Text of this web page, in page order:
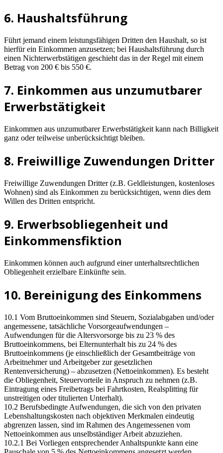
6. Haushaltsführung
Führt jemand einem leistungsfähigen Dritten den Haushalt, so ist
hierfür ein Einkommen anzusetzen; bei Haushaltsführung durch
einen Nichterwerbstätigen geschieht das in der Regel mit einem
Betrag von 200 € bis 550 €.
7. Einkommen aus unzumutbarer
Erwerbstätigkeit
Einkommen aus unzumutbarer Erwerbstätigkeit kann nach Billigkeit
ganz oder teilweise unberücksichtigt bleiben.
8. Freiwillige Zuwendungen Dritter
Freiwillige Zuwendungen Dritter (z.B. Geldleistungen, kostenloses
Wohnen) sind als Einkommen zu berücksichtigen, wenn dies dem
Willen des Dritten entspricht.
9. Erwerbsobliegenheit und
Einkommensfiktion
Einkommen können auch aufgrund einer unterhaltsrechtlichen
Obliegenheit erzielbare Einkünfte sein.
10. Bereinigung des Einkommens
10.1 Vom Bruttoeinkommen sind Steuern, Sozialabgaben und/oder
angemessene, tatsächliche Vorsorgeaufwendungen –
Aufwendungen für die Altersvorsorge bis zu 23 % des
Bruttoeinkommens, bei Elternunterhalt bis zu 24 % des
Bruttoeinkommens (je einschließlich der Gesamtbeiträge von
Arbeitnehmer und Arbeitgeber zur gesetzlichen
Rentenversicherung) – abzusetzen (Nettoeinkommen). Es besteht
die Obliegenheit, Steuervorteile in Anspruch zu nehmen (z.B.
Eintragung eines Freibetrags bei Fahrtkosten, Realsplitting für
unstreitigen oder titulierten Unterhalt).
10.2 Berufsbedingte Aufwendungen, die sich von den privaten
Lebenshaltungskosten nach objektiven Merkmalen eindeutig
abgrenzen lassen, sind im Rahmen des Angemessenen vom
Nettoeinkommen aus unselbständiger Arbeit abzuziehen.
10.2.1 Bei Vorliegen entsprechender Anhaltspunkte kann eine